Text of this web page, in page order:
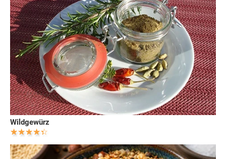
Wildgewürz